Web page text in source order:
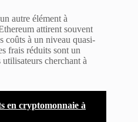
autre élément à
attirent souvent
coûts à un niveau quasi-
frais réduits sont un
cherchant à
en cryptomonnaie à